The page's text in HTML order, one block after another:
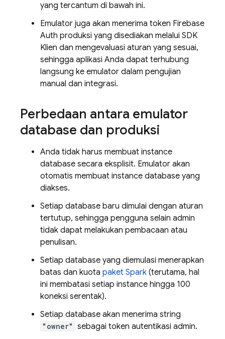
yang tercantum di bawah ini.
Emulator juga akan menerima token Firebase
Auth produksi yang disediakan melalui SDK
Klien dan mengevaluasi aturan yang sesuai,
sehingga aplikasi Anda dapat terhubung
langsung ke emulator dalam pengujian
manual dan integrasi.
Perbedaan antara emulator
database dan produksi
Anda tidak harus membuat instance
database secara eksplisit. Emulator akan
otomatis membuat instance database yang
diakses.
Setiap database baru dimulai dengan aturan
tertutup, sehingga pengguna selain admin
tidak dapat melakukan pembacaan atau
penulisan.
Setiap database yang diemulasi menerapkan
batas dan kuota paket Spark (terutama, hal
ini membatasi setiap instance hingga 100
koneksi serentak).
Setiap database akan menerima string
"owner" sebagai token autentikasi admin.